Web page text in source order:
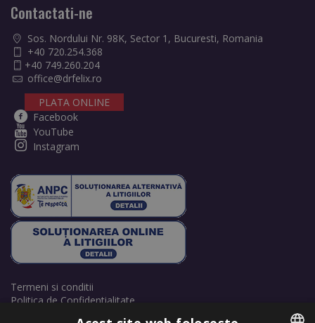
Contactati-ne
Sos. Nordului Nr. 98K, Sector 1, Bucuresti, Romania
+40 720.254.368
+40 749.260.204
office@drfelix.ro
PLATA ONLINE
Facebook
YouTube
Instagram
Termeni si conditii
Politica de Confidentialitate